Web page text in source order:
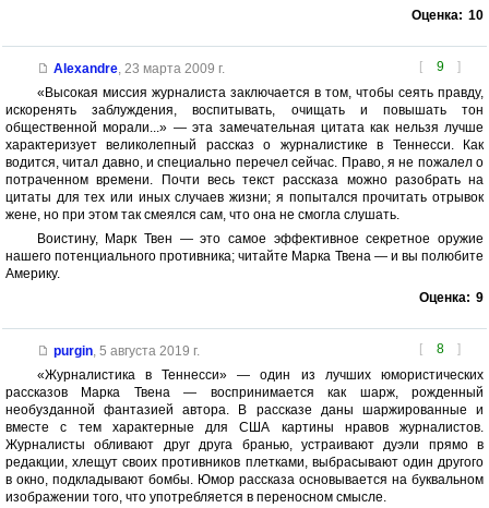
Оценка: 10
[ 9 ]
Alexandre, 23 марта 2009 г.
«Высокая миссия журналиста заключается в том, чтобы сеять правду,
искоренять заблуждения, воспитывать, очищать и повышать тон
общественной морали...» — эта замечательная цитата как нельзя лучше
характеризует великолепный рассказ о журналистике в Теннесси. Как
водится, читал давно, и специально перечел сейчас. Право, я не пожалел о
потраченном времени. Почти весь текст рассказа можно разобрать на
цитаты для тех или иных случаев жизни; я попытался прочитать отрывок
жене, но при этом так смеялся сам, что она не смогла слушать.
Воистину, Марк Твен — это самое эффективное секретное оружие
нашего потенциального противника; читайте Марка Твена — и вы полюбите
Америку.
Оценка: 9
[ 8 ]
purgin, 5 августа 2019 г.
«Журналистика в Теннесси» — один из лучших юмористических
рассказов Марка Твена — воспринимается как шарж, рожденный
необузданной фантазией автора. В рассказе даны шаржированные и
вместе с тем характерные для США картины нравов журналистов.
Журналисты обливают друг друга бранью, устраивают дуэли прямо в
редакции, хлещут своих противников плетками, выбрасывают один другого
в окно, подкладывают бомбы. Юмор рассказа основывается на буквальном
изображении того, что употребляется в переносном смысле.